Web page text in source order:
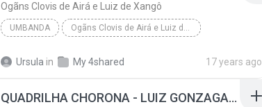
Ogãns Clovis de Airá e Luiz de Xangô
UMBANDA Ogãns Clovis de Airá e Luiz de Xangô
Ursula in My 4shared 17 years ago
QUADRILHA CHORONA - LUIZ GONZAGA.mp3